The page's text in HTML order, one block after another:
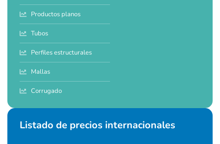
Productos planos
Tubos
Perfiles estructurales
Mallas
Corrugado
Listado de precios internacionales